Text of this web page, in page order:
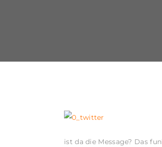
ist da die Message? Das